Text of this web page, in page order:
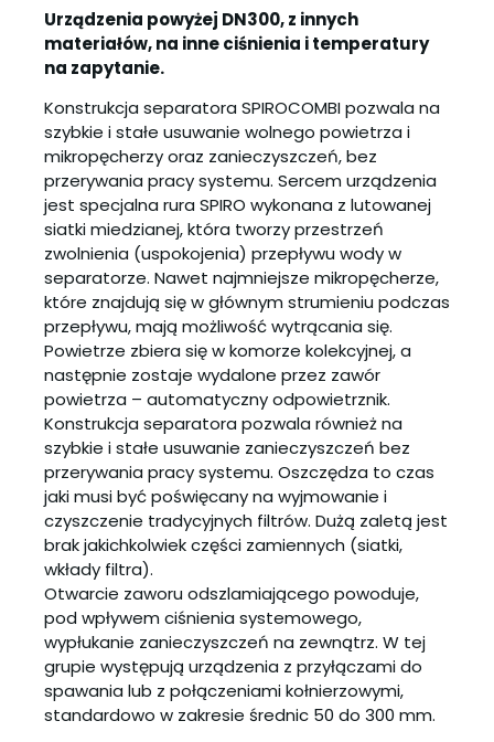
Urządzenia powyżej DN300, z innych
materiałów, na inne ciśnienia i temperatury
na zapytanie.
Konstrukcja separatora SPIROCOMBI pozwala na
szybkie i stałe usuwanie wolnego powietrza i
mikropęcherzy oraz zanieczyszczeń, bez
przerywania pracy systemu. Sercem urządzenia
jest specjalna rura SPIRO wykonana z lutowanej
siatki miedzianej, która tworzy przestrzeń
zwolnienia (uspokojenia) przepływu wody w
separatorze. Nawet najmniejsze mikropęcherze,
które znajdują się w głównym strumieniu podczas
przepływu, mają możliwość wytrącania się.
Powietrze zbiera się w komorze kolekcyjnej, a
następnie zostaje wydalone przez zawór
powietrza – automatyczny odpowietrznik.
Konstrukcja separatora pozwala również na
szybkie i stałe usuwanie zanieczyszczeń bez
przerywania pracy systemu. Oszczędza to czas
jaki musi być poświęcany na wyjmowanie i
czyszczenie tradycyjnych filtrów. Dużą zaletą jest
brak jakichkolwiek części zamiennych (siatki,
wkłady filtra).
Otwarcie zaworu odszlamiającego powoduje,
pod wpływem ciśnienia systemowego,
wypłukanie zanieczyszczeń na zewnątrz. W tej
grupie występują urządzenia z przyłączami do
spawania lub z połączeniami kołnierzowymi,
standardowo w zakresie średnic 50 do 300 mm.